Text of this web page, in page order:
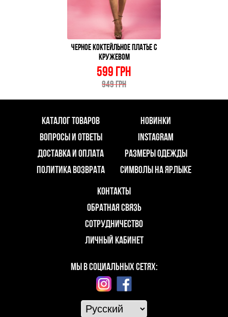
ЧЕРНОЕ КОКТЕЙЛЬНОЕ ПЛАТЬЕ С
КРУЖЕВОМ
599 ГРН
949 ГРН
КАТАЛОГ ТОВАРОВ
ВОПРОСЫ И ОТВЕТЫ
ДОСТАВКА И ОПЛАТА
ПОЛИТИКА ВОЗВРАТА
НОВИНКИ
INSTAGRAM
РАЗМЕРЫ ОДЕЖДЫ
СИМВОЛЫ НА ЯРЛЫКЕ
КОНТАКТЫ
ОБРАТНАЯ СВЯЗЬ
СОТРУДНИЧЕСТВО
ЛИЧНЫЙ КАБИНЕТ
МЫ В СОЦИАЛЬНЫХ СЕТЯХ: